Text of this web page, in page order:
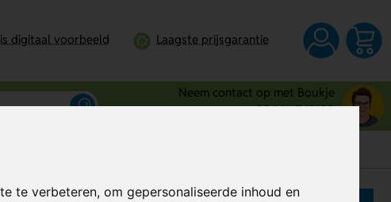
te verbeteren, om gepersonaliseerde inhoud en
digitaal voorbeeld Laagste prijsgarantie
Neem contact op met Boukje
0344 - 745109